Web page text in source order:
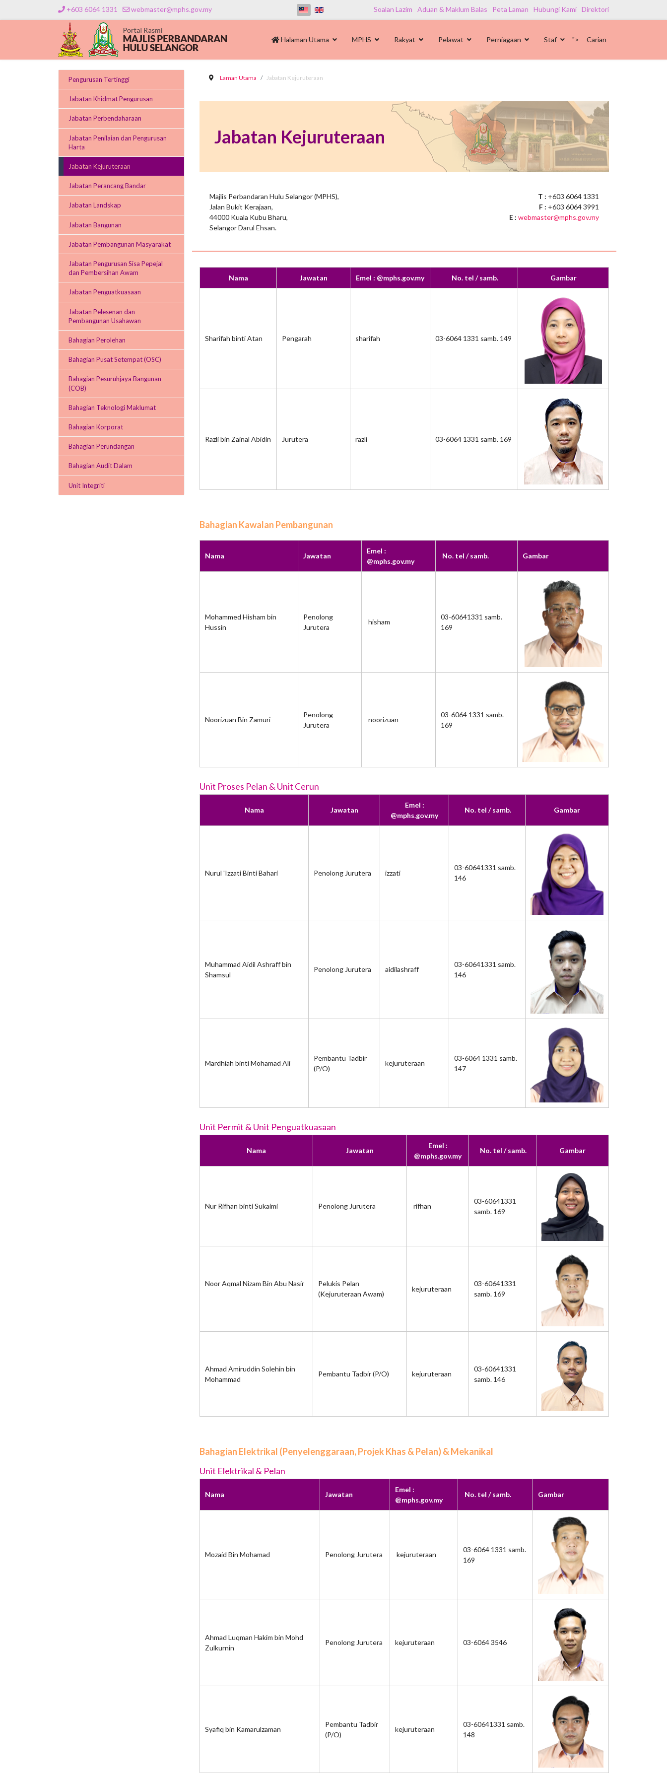
+603 6064 1331 webmaster@mphs.gov.my Soalan Lazim Aduan & Maklum Balas Peta Laman Hubungi Kami Direktori
Halaman Utama MPHS Rakyat Pelawat Perniagaan Staf "> Carian
Pengurusan Tertinggi
Jabatan Khidmat Pengurusan
Jabatan Perbendaharaan
Jabatan Penilaian dan Pengurusan
Harta
Jabatan Kejuruteraan
Jabatan Perancang Bandar
Jabatan Landskap
Jabatan Bangunan
Jabatan Pembangunan Masyarakat
Jabatan Pengurusan Sisa Pepejal
dan Pembersihan Awam
Jabatan Penguatkuasaan
Jabatan Pelesenan dan
Pembangunan Usahawan
Bahagian Perolehan
Bahagian Pusat Setempat (OSC)
Bahagian Pesuruhjaya Bangunan
(COB)
Bahagian Teknologi Maklumat
Bahagian Korporat
Bahagian Perundangan
Bahagian Audit Dalam
Unit Integriti
Laman Utama Jabatan Kejuruteraan
Jabatan Kejuruteraan
Majlis Perbandaran Hulu Selangor (MPHS),
Jalan Bukit Kerajaan,
44000 Kuala Kubu Bharu,
Selangor Darul Ehsan.
T : +603 6064 1331
F : +603 6064 3991
E : webmaster@mphs.gov.my
Nama Jawatan Emel : @mphs.gov.my No. tel / samb. Gambar
Sharifah binti Atan Pengarah sharifah 03-6064 1331 samb. 149
Razli bin Zainal Abidin Jurutera razli 03-6064 1331 samb. 169
Bahagian Kawalan Pembangunan
Nama Jawatan
Emel :
@mphs.gov.my
No. tel / samb. Gambar
Mohammed Hisham bin
Hussin
Penolong
Jurutera
hisham
03-60641331 samb.
169
Noorizuan Bin Zamuri
Penolong
Jurutera
noorizuan
03-6064 1331 samb.
169
Unit Proses Pelan & Unit Cerun
Nama Jawatan
Emel :
@mphs.gov.my
No. tel / samb. Gambar
Nurul 'Izzati Binti Bahari Penolong Jurutera izzati
03-60641331 samb.
146
Muhammad Aidil Ashraff bin
Shamsul
Penolong Jurutera aidilashraff
03-60641331 samb.
146
Mardhiah binti Mohamad Ali
Pembantu Tadbir
(P/O)
kejuruteraan
03-6064 1331 samb.
147
Unit Permit & Unit Penguatkuasaan
Nama Jawatan
Emel :
@mphs.gov.my
No. tel / samb. Gambar
Nur Rifhan binti Sukaimi Penolong Jurutera rifhan
03-60641331
samb. 169
Noor Aqmal Nizam Bin Abu Nasir
Pelukis Pelan
(Kejuruteraan Awam)
kejuruteraan
03-60641331
samb. 169
Ahmad Amiruddin Solehin bin
Mohammad
Pembantu Tadbir (P/O) kejuruteraan
03-60641331
samb. 146
Bahagian Elektrikal (Penyelenggaraan, Projek Khas & Pelan) & Mekanikal
Unit Elektrikal & Pelan
Nama Jawatan
Emel :
@mphs.gov.my
No. tel / samb. Gambar
Mozaid Bin Mohamad Penolong Jurutera kejuruteraan
03-6064 1331 samb.
169
Ahmad Luqman Hakim bin Mohd
Zulkurnin
Penolong Jurutera kejuruteraan 03-6064 3546
Syafiq bin Kamarulzaman
Pembantu Tadbir
(P/O)
kejuruteraan
03-60641331 samb.
148